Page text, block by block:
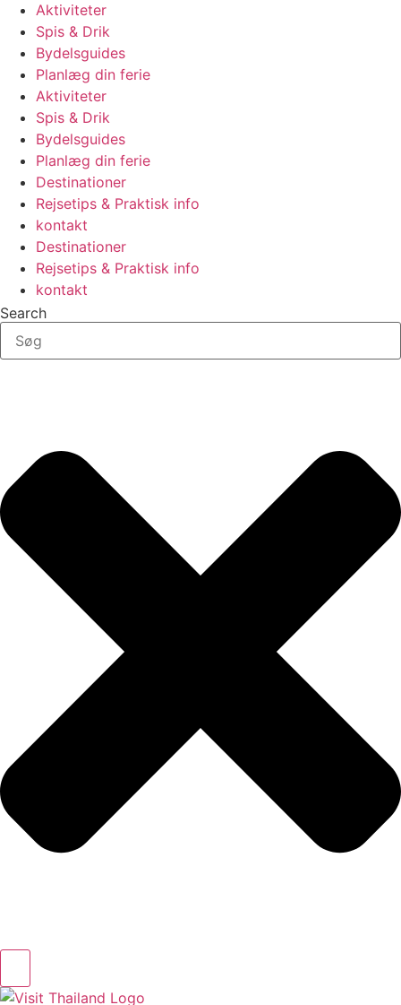
Aktiviteter
Spis & Drik
Bydelsguides
Planlæg din ferie
Aktiviteter
Spis & Drik
Bydelsguides
Planlæg din ferie
Destinationer
Rejsetips & Praktisk info
kontakt
Destinationer
Rejsetips & Praktisk info
kontakt
Search